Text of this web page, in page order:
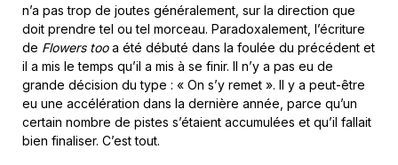
n’a pas trop de joutes généralement, sur la direction que
doit prendre tel ou tel morceau. Paradoxalement, l’écriture
de Flowers tooa été débuté dans la foulée du précédent et
il a mis le temps qu’il a mis à se finir. Il n’y a pas eu de
grande décision du type : « On s’y remet ». Il y a peut-être
eu une accélération dans la dernière année, parce qu’un
certain nombre de pistes s’étaient accumulées et qu’il fallait
bien finaliser. C’est tout.